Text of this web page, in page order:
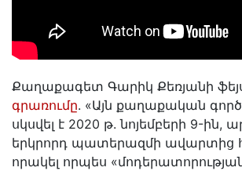
Քաղաքագետ Գարիկ Քեռյանի
գրառումը. «Այն քաղաքական
սկսվել է 2020 թ. նոյեմբերի 9-ին,
երկրորդ պատերազմի ավարտից
որակել որպես